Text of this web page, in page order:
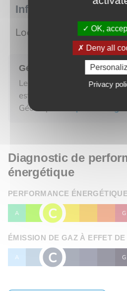
Informations sur le lot
Localisation :
Morteau
Géorisques
Les informations sur les
est exposé sont disponibles
Géorisques.
Diagnostic de
énergétique
PERFORMANCE
A C G
ÉMISSION DE GAZ À EFFET
A C G
OK,
Deny all
Privacy